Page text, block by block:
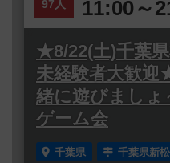
97人
11:00～
★8/22(土)千葉
未経験者大歓
緒に遊びましょ
ゲーム会
千葉県 千葉県新